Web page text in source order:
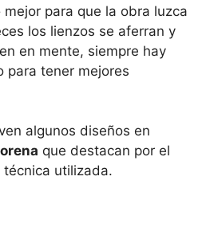
para que la obra luzca
los lienzos se aferran y
en mente, siempre hay
para tener mejores
algunos diseños en
que destacan por el
utilizada.